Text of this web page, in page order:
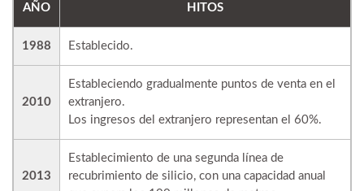
AÑO HITOS
1988 Establecido.
2010
Estableciendo gradualmente puntos de venta en el
extranjero.
Los ingresos del extranjero representan el 60%.
2013
Establecimiento de una segunda línea de
recubrimiento de silicio, con una capacidad anual